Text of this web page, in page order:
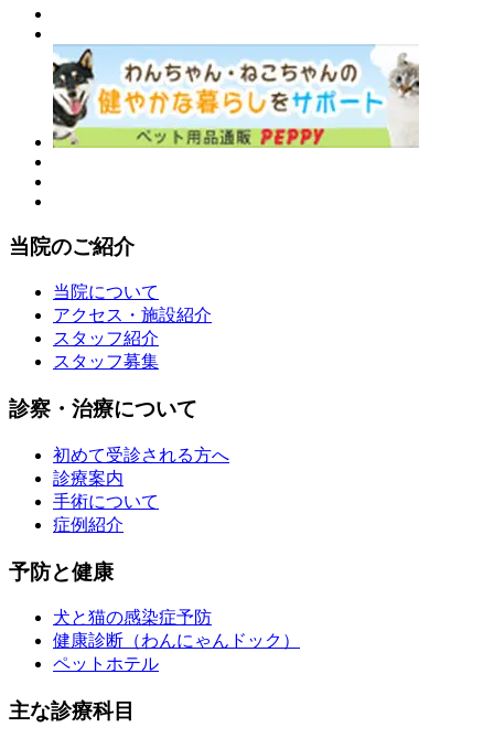
当院のご紹介
当院について
アクセス・施設紹介
スタッフ紹介
スタッフ募集
診察・治療について
初めて受診される方へ
診療案内
手術について
症例紹介
予防と健康
犬と猫の感染症予防
健康診断（わんにゃんドック）
ペットホテル
主な診療科目